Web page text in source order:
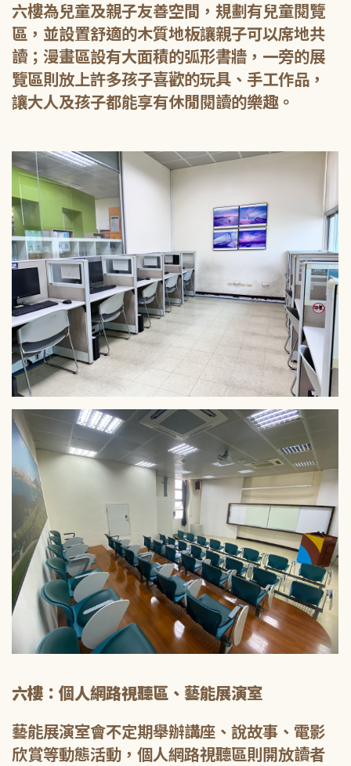
六樓為兒童及親子友善空間，規劃有兒童閱覽
區，並設置舒適的木質地板讓親子可以席地共
讀；漫畫區設有大面積的弧形書牆，一旁的展
覽區則放上許多孩子喜歡的玩具、手工作品，
讓大人及孩子都能享有休閒閱讀的樂趣。
六樓：個人網路視聽區、藝能展演室
藝能展演室會不定期舉辦講座、說故事、電影
欣賞等動態活動，個人網路視聽區則開放讀者